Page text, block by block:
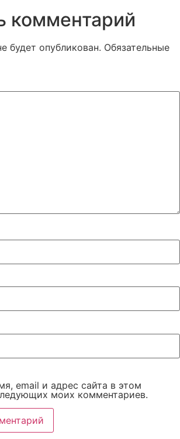
комментарий
будет опубликован. Обязательные
email и адрес сайта в этом
моих комментариев.